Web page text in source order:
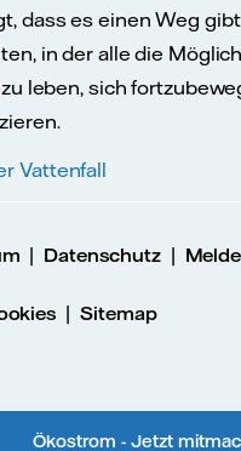
Ökostrom - Jetzt
dass es einen Weg
in der alle die
leben, sich
Vattenfall
| Datenschutz|
|Sitemap